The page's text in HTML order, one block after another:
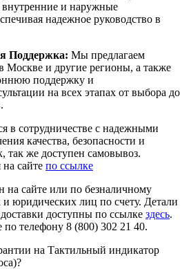
и наружные
надежное руководство в
Поддержка: Мы предлагаем
Москве и другие регионы, а также
поддержку и
на всех этапах от выбора до
в сотрудничестве с надежными
качества, безопасности и
так же доступен самовывоз.
сайте по ссылке
сайте или по безналичному
и юридических лиц по счету. Детали
доступны по ссылке здесь.
телефону 8 (800) 302 21 40.
на Тактильный индикатор